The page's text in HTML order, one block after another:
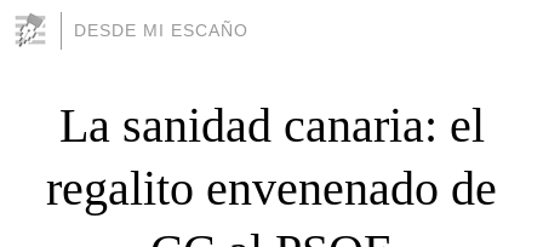
DESDE MI ESCAÑO
La sanidad canaria: el
regalito envenenado de